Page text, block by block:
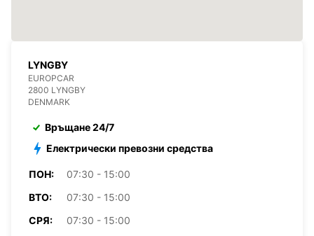
LYNGBY
EUROPCAR
2800 LYNGBY
DENMARK
Връщане 24/7
Електрически превозни средства
ПОН:
07:30 - 15:00
ВТО:
07:30 - 15:00
СРЯ:
07:30 - 15:00